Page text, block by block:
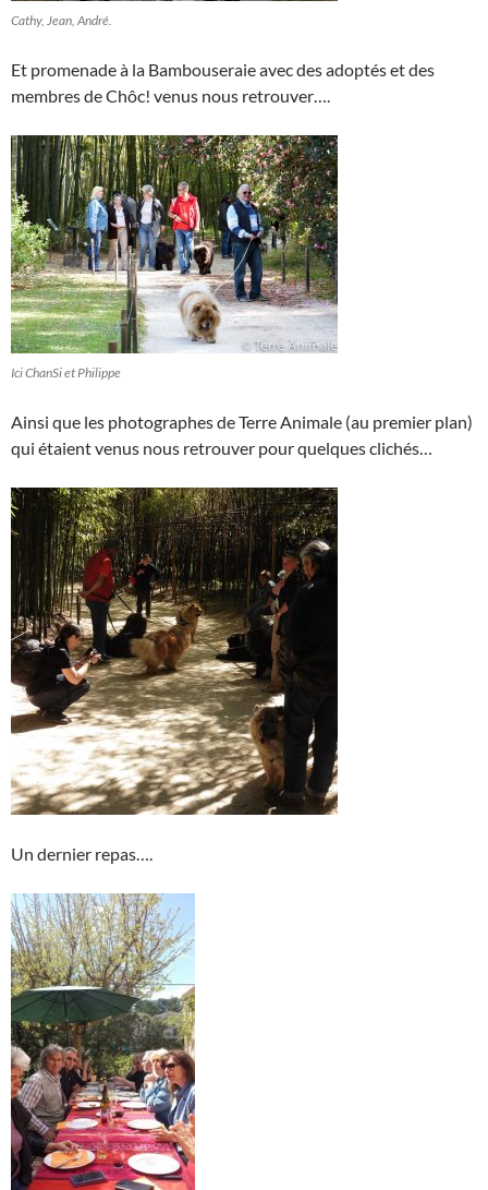
Cathy, Jean, André.
Et promenade à la Bambouseraie avec des adoptés et des
membres de Chôc! venus nous retrouver….
Ici ChanSi et Philippe
Ainsi que les photographes de Terre Animale (au premier plan)
qui étaient venus nous retrouver pour quelques clichés…
Un dernier repas….